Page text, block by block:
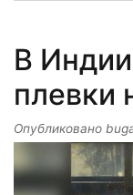
В
плевки
Опубликовано